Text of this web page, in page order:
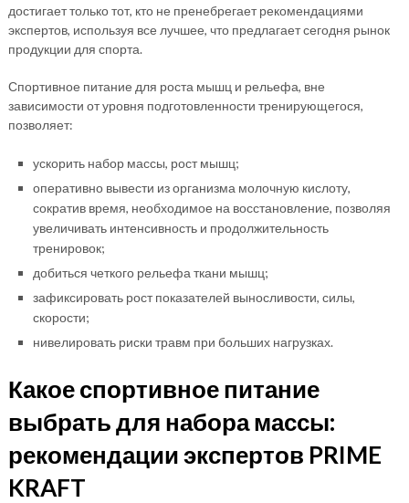
достигает только тот, кто не пренебрегает рекомендациями
экспертов, используя все лучшее, что предлагает сегодня рынок
продукции для спорта.
Спортивное питание для роста мышц и рельефа, вне
зависимости от уровня подготовленности тренирующегося,
позволяет:
ускорить набор массы, рост мышц;
оперативно вывести из организма молочную кислоту,
сократив время, необходимое на восстановление, позволяя
увеличивать интенсивность и продолжительность
тренировок;
добиться четкого рельефа ткани мышц;
зафиксировать рост показателей выносливости, силы,
скорости;
нивелировать риски травм при больших нагрузках.
Какое спортивное питание
выбрать для набора массы:
рекомендации экспертов PRIME
KRAFT